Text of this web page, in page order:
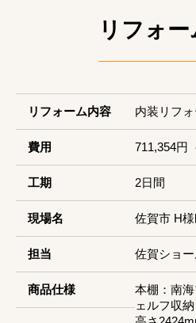
リフォー
リフォーム内容 内装リフォ
費用 711,354円
工期 2日間
現場名 佐賀市 H様
担当 佐賀ショ
商品仕様
本棚：南
ェルフ収